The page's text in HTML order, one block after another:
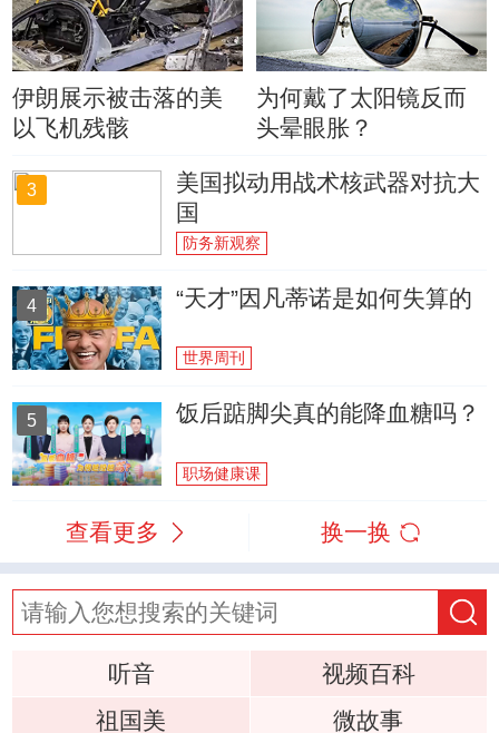
伊朗展示被击落的美
以飞机残骸
为何戴了太阳镜反而
头晕眼胀？
3
美国拟动用战术核武器对抗大
国
防务新观察
4 “天才”因凡蒂诺是如何失算的
世界周刊
5 饭后踮脚尖真的能降血糖吗？
职场健康课
查看更多 换一换
听音
视频百科
祖国美
微故事